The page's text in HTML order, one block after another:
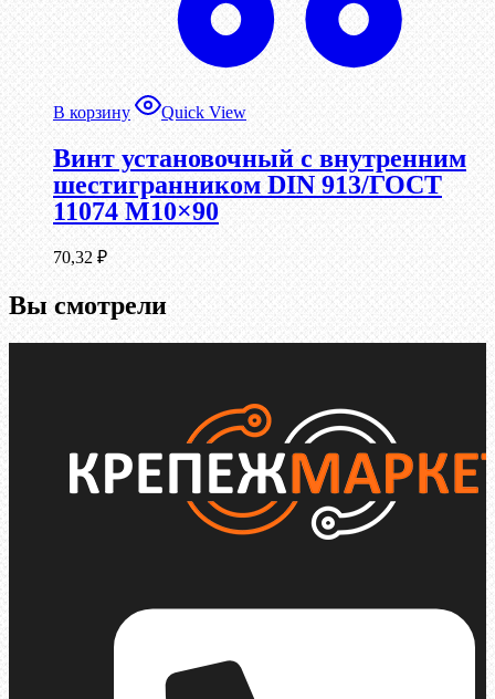
В корзину Quick View
Винт установочный с внутренним
шестигранником DIN 913/ГОСТ
11074 М10×90
70,32 ₽
Вы смотрели